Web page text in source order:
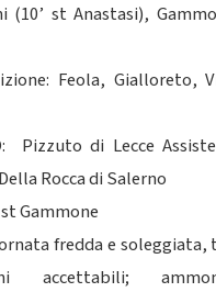
(10’ st Anastasi),
Feola, Gialloreto,
Pizzuto di Lecce
Rocca di Salerno
st Gammone
fredda e
accettabili;